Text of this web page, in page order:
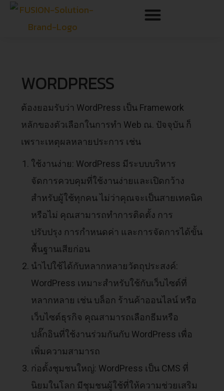
WORDPRESS
ต้องยอมรับว่า WordPress เป็น Framework
หลักของตัวเลือกในการทำ Web ณ. ปัจจุบัน ก็
เพราะเหตุผลหลายประการ เช่น
ใช้งานง่าย: WordPress มีระบบบริหาร
จัดการควบคุมที่ใช้งานง่ายและเปิดกว้าง
สำหรับผู้ใช้ทุกคน ไม่ว่าคุณจะเป็นสายเทคนิค
หรือไม่ คุณสามารถทำการติดตั้ง การ
ปรับปรุง การกำหนดค่า และการจัดการได้ขั้น
พื้นฐานเสียก่อน
นำไปใช้ได้กับหลากหลายวัตถุประสงค์:
WordPress เหมาะสำหรับใช้กับเว็บไซต์ที่
หลากหลาย เช่น บล็อก ร้านค้าออนไลน์ หรือ
เว็บไซต์ธุรกิจ คุณสามารถเลือกธีมหรือ
ปลั๊กอินที่ใช้งานร่วมกันกับ WordPress เพื่อ
เพิ่มความสามารถ
ก่อตั้งชุมชนใหญ่: WordPress เป็น CMS ที่
นิยมในโลก มีชุมชนผู้ใช้ที่ให้ความช่วยเสริม